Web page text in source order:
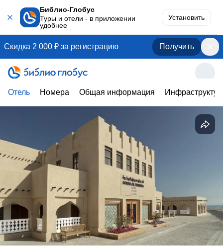
Библио-Глобус
Туры и отели - в приложении
удобнее
Установить
Скидка 2 000 ₽ за регистрацию Получить
Отель Номера Общая информация